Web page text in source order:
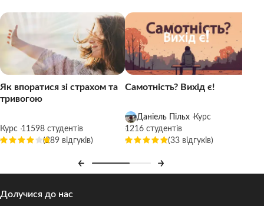
Як впоратися зі страхом та
тривогою
Курс 11598 студентів
(289 відгуків)
Самотність? Вихід є!
Даніель Пільх Курс
1216 студентів
(33 відгуків)
Долучися до нас